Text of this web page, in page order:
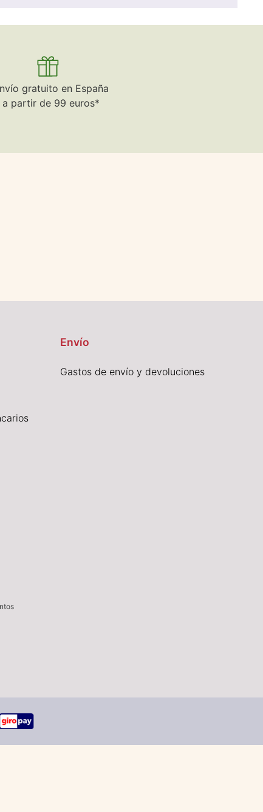
gratuito en España
a partir de 99 euros*
Envío
Gastos de envío y devoluciones